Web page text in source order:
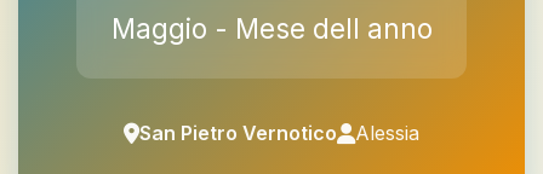
Maggio - Mese dell anno
San Pietro Vernotico Alessia